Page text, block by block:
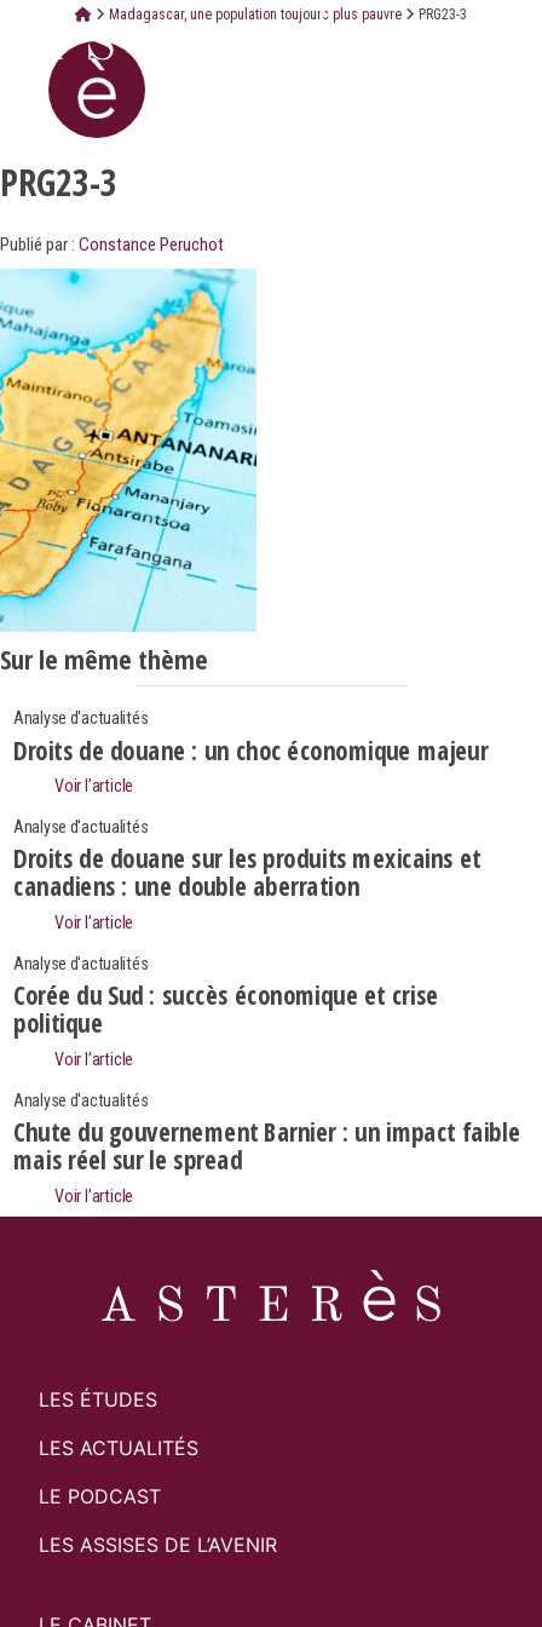
Madagascar, une population toujours plus pauvre PRG23-3
PRG23-3
Publié par : Constance Peruchot
Sur le même thème
Analyse d'actualités
Droits de douane : un choc économique majeur
Voir l’article
Analyse d'actualités
Droits de douane sur les produits mexicains et
canadiens : une double aberration
Voir l’article
Analyse d'actualités
Corée du Sud : succès économique et crise
politique
Voir l’article
Analyse d'actualités
Chute du gouvernement Barnier : un impact faible
mais réel sur le spread
Voir l’article
LES ÉTUDES
LES ACTUALITÉS
LE PODCAST
LES ASSISES DE L’AVENIR
Search